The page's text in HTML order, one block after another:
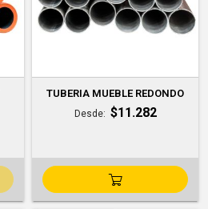
TUBERIA MUEBLE REDONDO
Desde $11.282